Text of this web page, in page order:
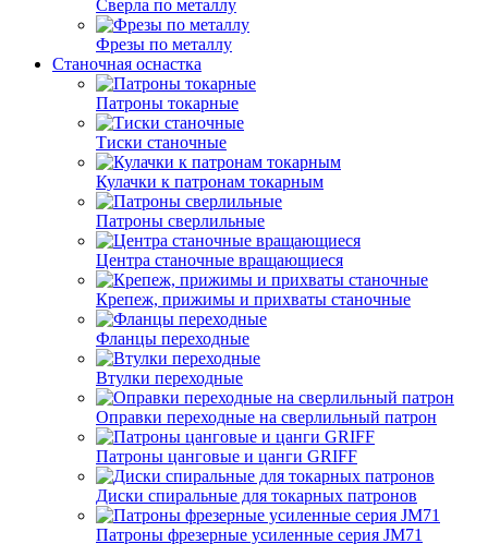
Сверла по металлу
Фрезы по металлу
Станочная оснастка
Патроны токарные
Тиски станочные
Кулачки к патронам токарным
Патроны сверлильные
Центра станочные вращающиеся
Крепеж, прижимы и прихваты станочные
Фланцы переходные
Втулки переходные
Оправки переходные на сверлильный патрон
Патроны цанговые и цанги GRIFF
Диски спиральные для токарных патронов
Патроны фрезерные усиленные серия JM71